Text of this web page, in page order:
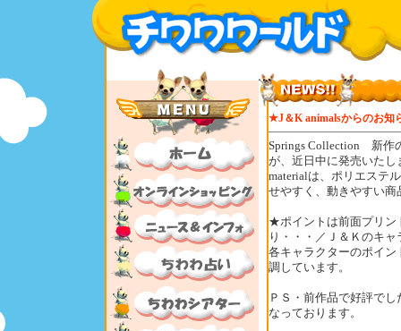
★J＆K animalsからのお知
Springs Collection 新作
が、近日中に発売いたし
materialは、ポリエステ
せやすく、動きやすい
★ポイントは前面プリン
り・・・／Ｊ＆Ｋのキ
各キャラクターのポイ
調しています。
ＰＳ・前作品で好評で
なっております。